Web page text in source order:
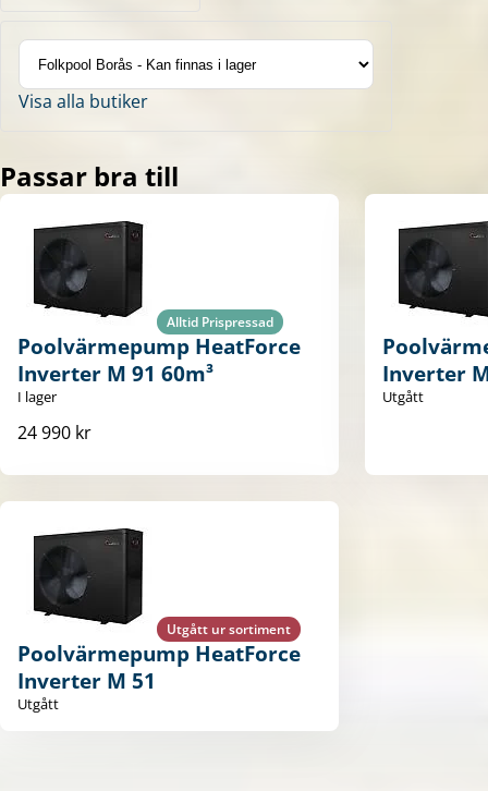
Visa alla butiker
Passar bra till
Alltid Prispressad
Poolvärmepump HeatForce
Inverter M 91 60m³
I lager
24 990 kr
Inverter
Utgått
Utgått ur sortiment
Poolvärmepump HeatForce
Inverter M 51
Utgått